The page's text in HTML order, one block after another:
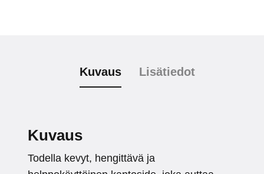
Kuvaus Lisätiedot
Kuvaus
Todella kevyt, hengittävä ja